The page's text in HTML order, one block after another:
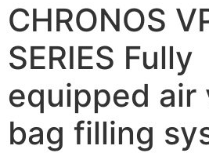
CHRONOS
SERIES Fully
equipped air
bag filling